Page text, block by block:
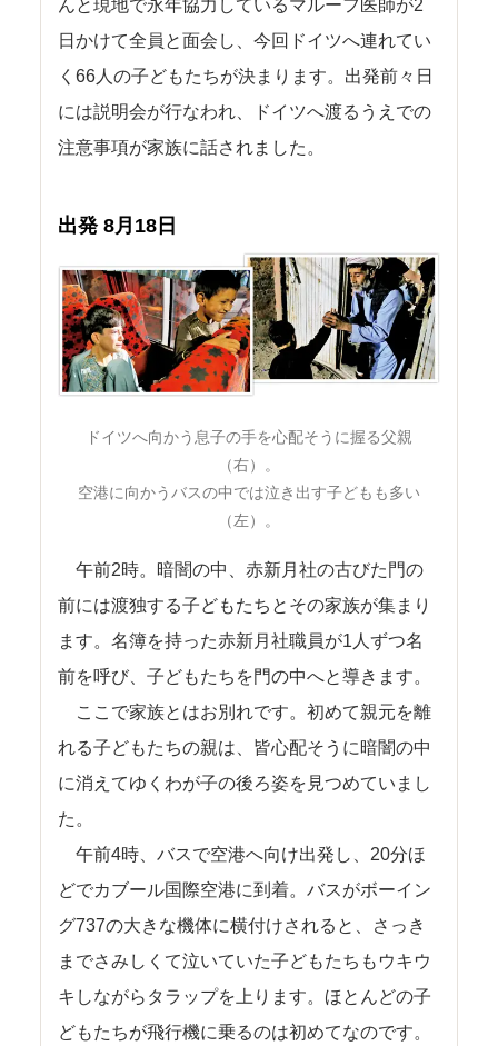
んと現地で永年協力しているマルーフ医師が2
日かけて全員と面会し、今回ドイツへ連れてい
く66人の子どもたちが決まります。出発前々日
には説明会が行なわれ、ドイツへ渡るうえでの
注意事項が家族に話されました。
出発 8月18日
ドイツへ向かう息子の手を心配そうに握る父親
（右）。
空港に向かうバスの中では泣き出す子どもも多い
（左）。
午前2時。暗闇の中、赤新月社の古びた門の
前には渡独する子どもたちとその家族が集まり
ます。名簿を持った赤新月社職員が1人ずつ名
前を呼び、子どもたちを門の中へと導きます。
ここで家族とはお別れです。初めて親元を離
れる子どもたちの親は、皆心配そうに暗闇の中
に消えてゆくわが子の後ろ姿を見つめていまし
た。
午前4時、バスで空港へ向け出発し、20分ほ
どでカブール国際空港に到着。バスがボーイン
グ737の大きな機体に横付けされると、さっき
までさみしくて泣いていた子どもたちもウキウ
キしながらタラップを上ります。ほとんどの子
どもたちが飛行機に乗るのは初めてなのです。